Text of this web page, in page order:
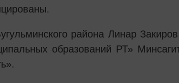
района Линар
образований РТ»